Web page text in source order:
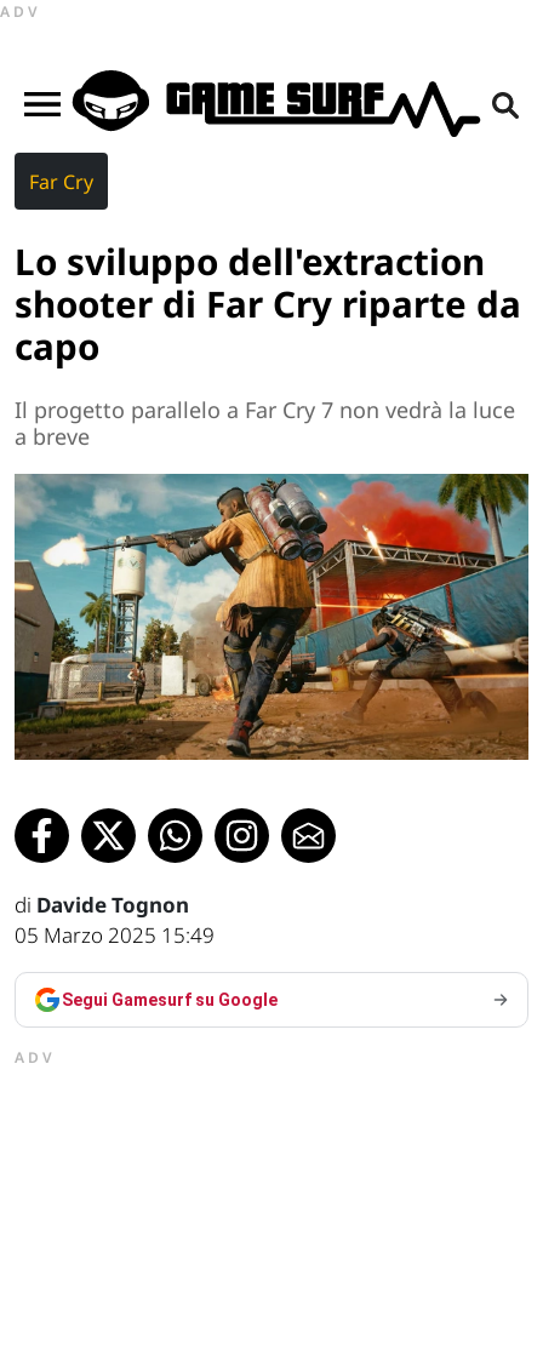
ADV
Far Cry
Lo sviluppo dell'extraction
shooter di Far Cry riparte da
capo
Il progetto parallelo a Far Cry 7 non vedrà la luce
a breve
di Davide Tognon
05 Marzo 2025 15:49
Segui Gamesurf su Google
ADV